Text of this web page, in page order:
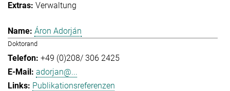
Verwaltung
Áron Adorján
Doktorand
+49 (0)208/ 306 2425
adorjan@...
Publikationsreferenzen